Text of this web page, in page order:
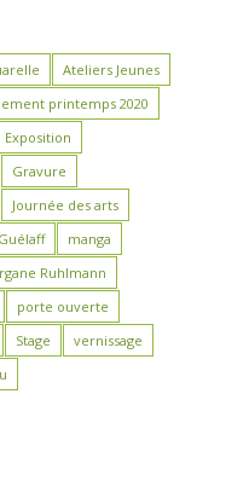
Ateliers Jeunes
printemps 2020
Exposition
Gravure
Journée des arts
manga
Ruhlmann
porte ouverte
Stage
vernissage